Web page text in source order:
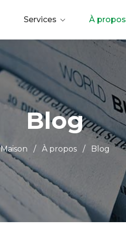
Services À propos
Blog
Maison / À propos / Blog